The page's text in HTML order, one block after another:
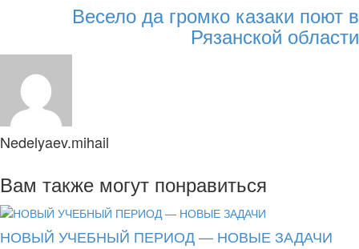
Весело да громко казаки поют в
Рязанской области
Nedelyaev.mihail
Вам также могут понравиться
НОВЫЙ УЧЕБНЫЙ ПЕРИОД — НОВЫЕ ЗАДАЧИ